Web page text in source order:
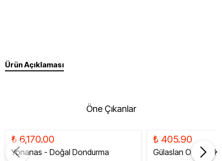
Ürün Açıklaması
Öne Çıkanlar
₺ 6,170.00
Yonanas - Doğal Dondurma
₺ 405.90
Gülaslan Organik